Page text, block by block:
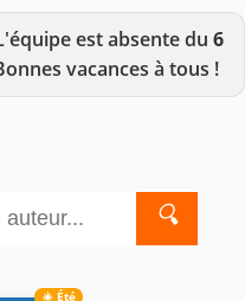
est absente du 6
vacances à tous !
🔍